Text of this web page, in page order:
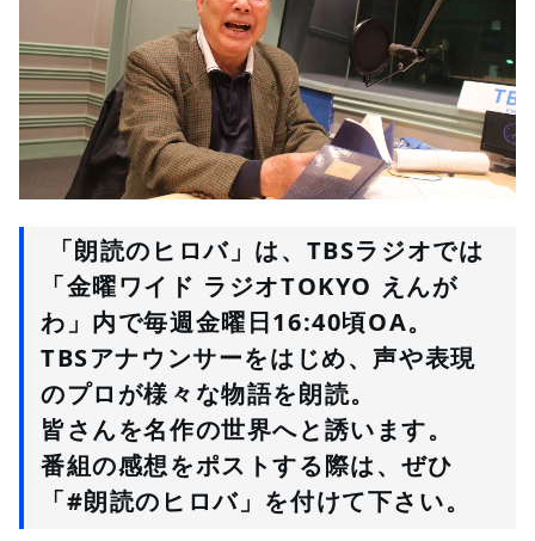
「朗読のヒロバ」は、TBSラジオでは
「金曜ワイド ラジオTOKYO えんが
わ」 内で毎週金曜日16:40頃OA。
TBSアナウンサーをはじめ、声や表現
のプロが様々な物語を朗読。
皆さんを名作の世界へと誘います。
番組の感想をポストする際は、ぜひ
「#朗読のヒロバ」を付けて下さい。